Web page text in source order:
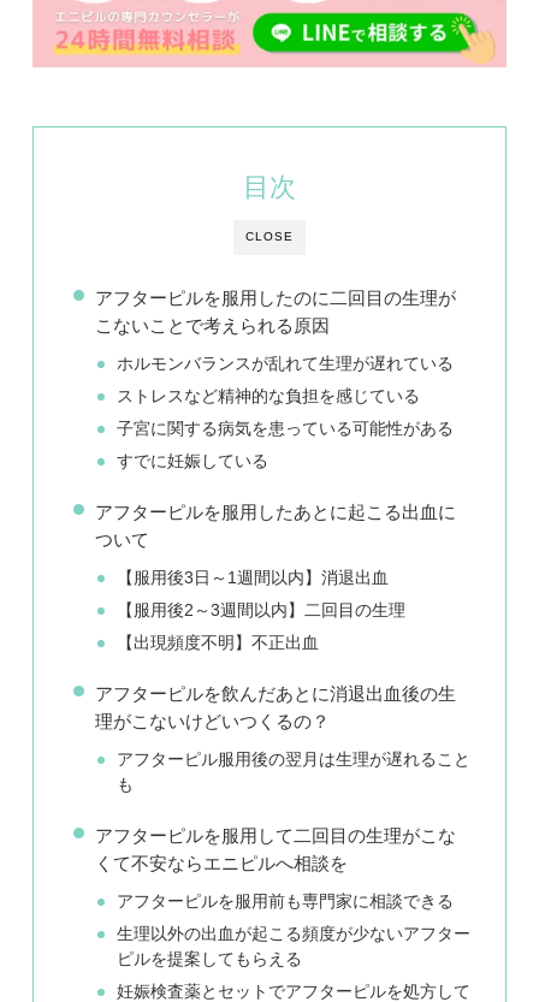
CLOSE
目次
アフターピルを服用したのに二回目の生理が
こないことで考えられる原因
ホルモンバランスが乱れて生理が遅れている
ストレスなど精神的な負担を感じている
子宮に関する病気を患っている可能性がある
すでに妊娠している
アフターピルを服用したあとに起こる出血に
ついて
【服用後3日～1週間以内】消退出血
【服用後2～3週間以内】二回目の生理
【出現頻度不明】不正出血
アフターピルを飲んだあとに消退出血後の生
理がこないけどいつくるの？
アフターピル服用後の翌月は生理が遅れること
も
アフターピルを服用して二回目の生理がこな
くて不安ならエニピルへ相談を
アフターピルを服用前も専門家に相談できる
生理以外の出血が起こる頻度が少ないアフター
ピルを提案してもらえる
妊娠検査薬とセットでアフターピルを処方して